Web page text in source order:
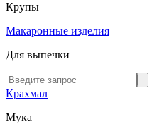
Крупы
Макаронные изделия
Для выпечки
Крахмал
Мука